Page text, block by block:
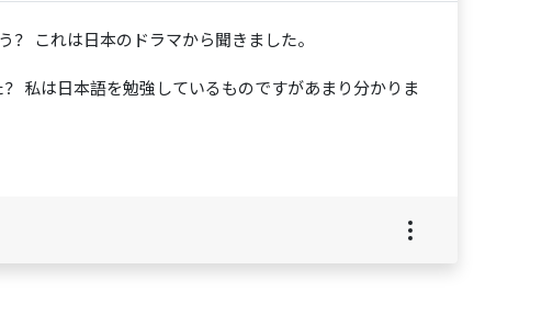
これは日本のドラマから聞きました。
私は日本語を勉強しているものですがあまり分かりま